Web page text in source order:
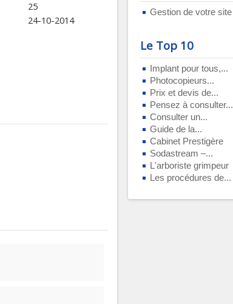
Gestion de votre site
Le Top 10
Implant pour tous,...
Photocopieurs...
Prix et devis de...
Pensez à consulter...
Consulter un...
Guide de la...
Cabinet Prestigère
Sodastream –...
L'arboriste grimpeur
Les procédures de...
25
24-10-2014